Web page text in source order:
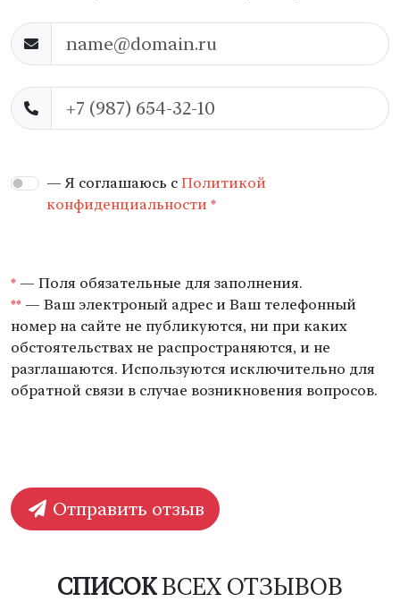
— Я соглашаюсь с Политикой
конфиденциальности *
* — Поля обязательные для заполнения.
** — Ваш электроный адрес и Ваш телефонный
номер на сайте не публикуются, ни при каких
обстоятельствах не распространяются, и не
разглашаются. Используются исключительно для
обратной связи в случае возникновения вопросов.
Отправить отзыв
СПИСОКВСЕХ ОТЗЫВОВ